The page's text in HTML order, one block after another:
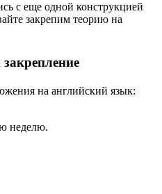
с еще одной конструкцией
закрепим теорию на
на английский язык:
неделю.